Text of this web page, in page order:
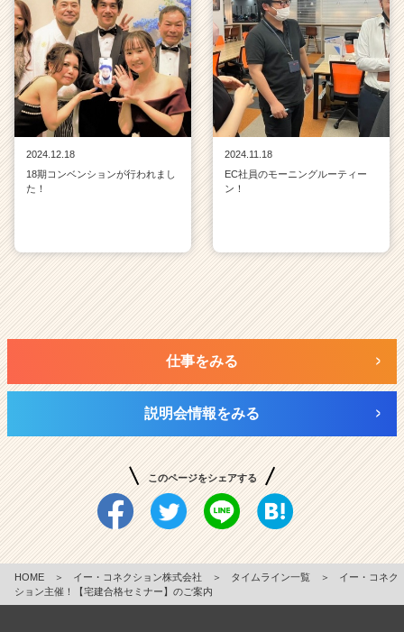
e
r
C
a
e
2024.12.18
18期コンベンションが行われまし
た！
2024.11.18
EC社員のモーニングルーティー
ン！
仕事をみる
説明会情報をみる
このページをシェアする
HOME ＞ イー・コネクション株式会社 ＞ タイムライン一覧 ＞
イー・コネク
ション主催！【宅建合格セミナー】のご案内